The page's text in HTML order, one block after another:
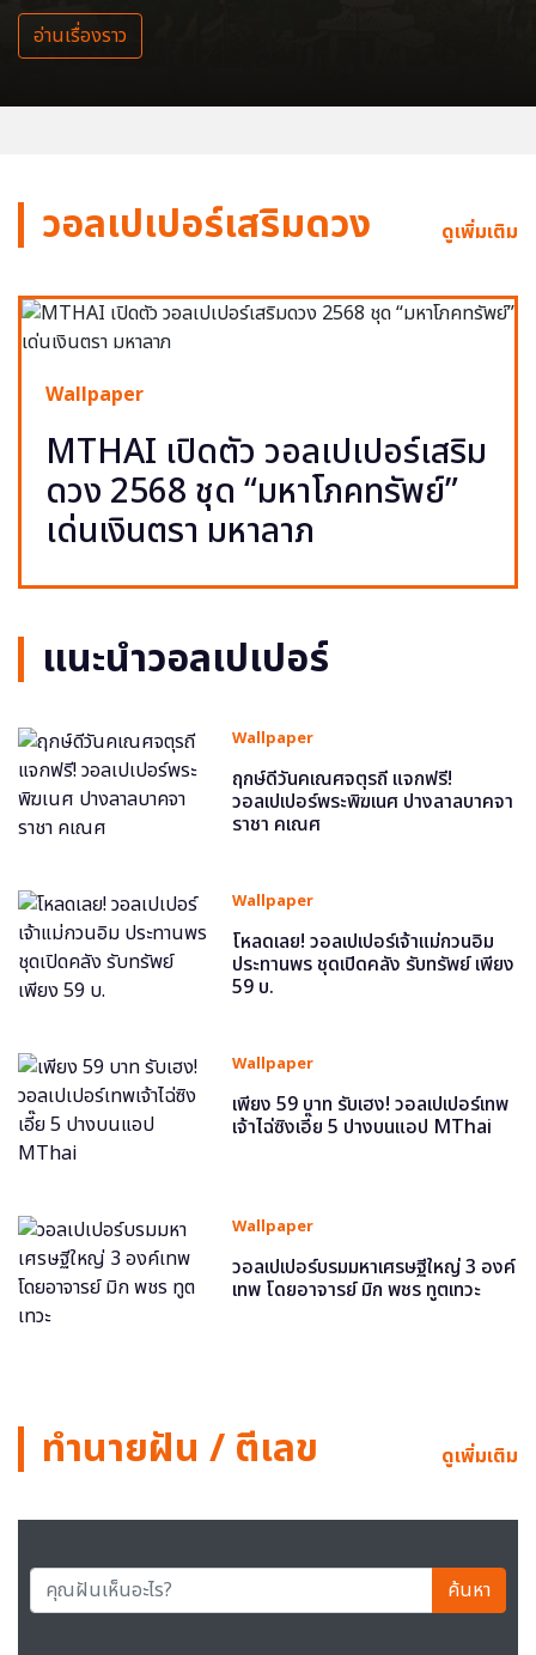
อ่านเรื่องราว
วอลเปเปอร์เสริมดวง ดูเพิ่มเติม
Wallpaper
MTHAI เปิดตัว วอลเปเปอร์เสริม
ดวง 2568 ชุด “มหาโภคทรัพย์”
เด่นเงินตรา มหาลาภ
แนะนำวอลเปเปอร์
Wallpaper
ฤกษ์ดีวันคเณศจตุรถี แจกฟรี!
วอลเปเปอร์พระพิฆเนศ ปางลาลบาคจา
ราชา คเณศ
Wallpaper
โหลดเลย! วอลเปเปอร์เจ้าแม่กวนอิม
ประทานพร ชุดเปิดคลัง รับทรัพย์ เพียง
59 บ.
Wallpaper
เพียง 59 บาท รับเฮง! วอลเปเปอร์เทพ
เจ้าไฉ่ซิงเอี๊ย 5 ปางบนแอป MThai
Wallpaper
วอลเปเปอร์บรมมหาเศรษฐีใหญ่ 3 องค์
เทพ โดยอาจารย์ มิก พชร ทูตเทวะ
ทำนายฝัน / ตีเลข ดูเพิ่มเติม
ค้นหา